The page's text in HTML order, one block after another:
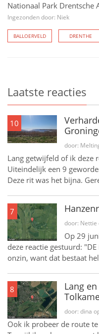
Nationaal Park Drentsche
Ingezonden door: Niek
BALLOERVELD DRENTHE
Laatste reacties
10
door:
Lang getwijfeld of ik deze
Uiteindelijk een 9
Deze rit was het bijna.
7
door: Nettie
Op 29
deze reactie gestuurd:
onzin, want dat bestaat
8
Lang
door: dina
Ook ik probeer de route